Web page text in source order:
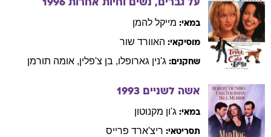
על גברים, נשים וחיות אחרות 1996
במאי: מייקל להמן
מוסיקאי: האוורד שור
שחקנים: ג'נין גארופלו, בן צ'פלין, אומה תורמן
אשה לשניים 1993
במאי: ג'ון מקנוטון
תסריטאי: ריצ'ארד פרייס